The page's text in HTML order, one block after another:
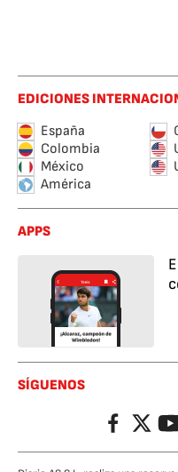
EDICIONES
España
Colombia
México
América
APPS
SÍGUENOS
FacebookTwitter